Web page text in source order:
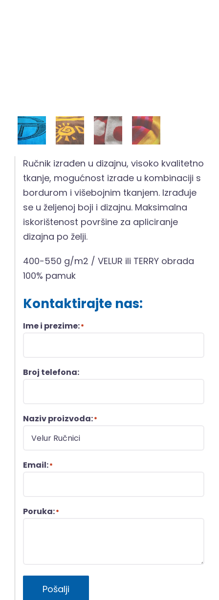
Ručnik izrađen u dizajnu, visoko kvalitetno
tkanje, mogućnost izrade u kombinaciji s
bordurom i višebojnim tkanjem. Izrađuje
se u željenoj boji i dizajnu. Maksimalna
iskorištenost površine za apliciranje
dizajna po želji.
400-550 g/m2 / VELUR ili TERRY obrada
100% pamuk
Kontaktirajte nas:
Ime i prezime:*
Broj telefona:
Naziv proizvoda:*
Email:*
Poruka:*
Pošalji